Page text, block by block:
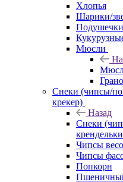
Хлопья
Шарики/
Мюсли
Снеки (чипсы/
крекер)
Назад
Снеки
Чипсы
Чипсы
Попкорн